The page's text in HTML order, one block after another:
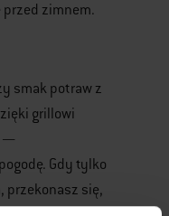
zimnem.
smak potraw z
grillowi
—
Gdy tylko
przekonasz się,